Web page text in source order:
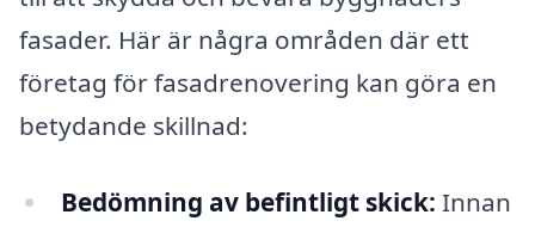
fasader. Här är några områden där ett
företag för fasadrenovering kan göra en
betydande skillnad:
Bedömning av befintligt skick: Innan